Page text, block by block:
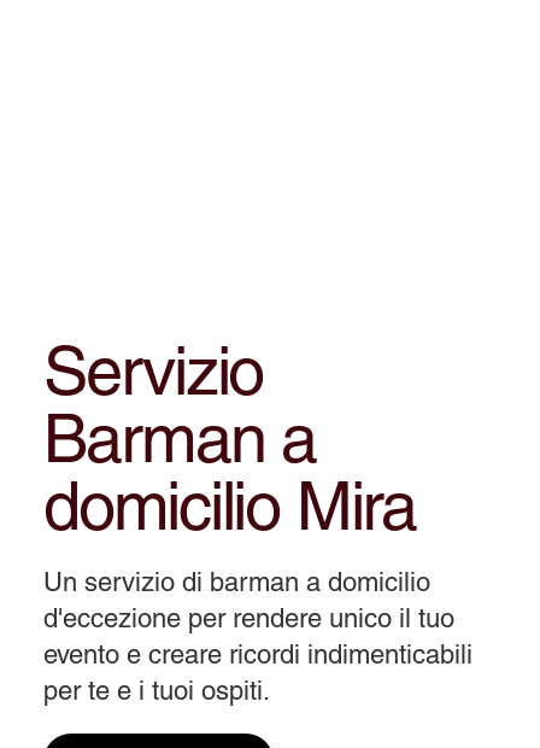
Servizio
Barman a
domicilio Mira
Un servizio di barman a domicilio
d'eccezione per rendere unico il tuo
evento e creare ricordi indimenticabili
per te e i tuoi ospiti.